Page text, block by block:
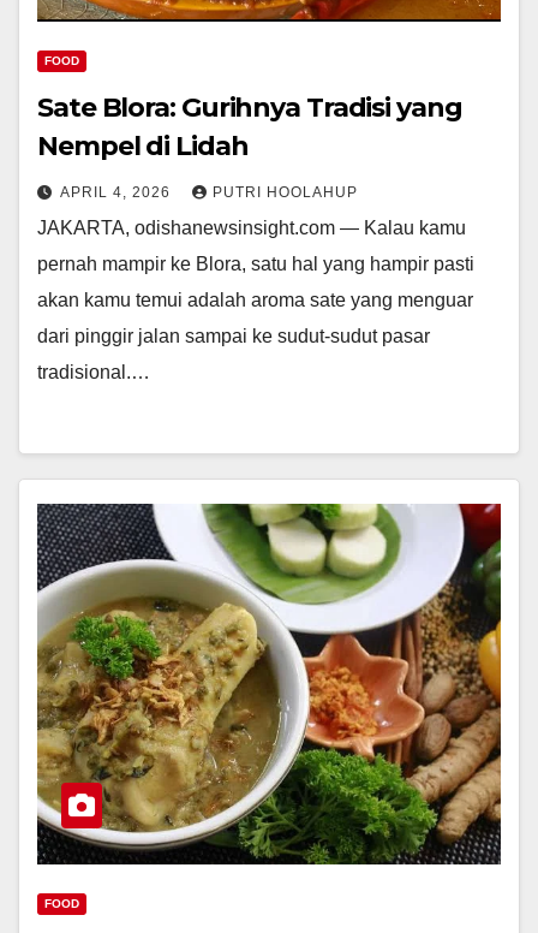
FOOD
Sate Blora: Gurihnya Tradisi yang
Nempel di Lidah
APRIL 4, 2026 PUTRI HOOLAHUP
JAKARTA, odishanewsinsight.com — Kalau kamu
pernah mampir ke Blora, satu hal yang hampir pasti
akan kamu temui adalah aroma sate yang menguar
dari pinggir jalan sampai ke sudut-sudut pasar
tradisional.…
FOOD